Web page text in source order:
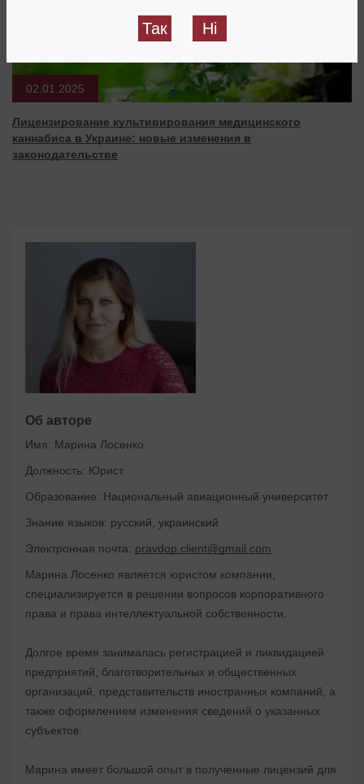
02.01.2025
Лицензирование культивирования медицинского
каннабиса в Украине: новые изменения в
законодательстве
Об авторе
Имя: Марина Лосенко
Должность: Юрист
Образование: Национальный авиационный университет
Знание языков: русский, украинский
Электронная почта: pravdop.client@gmail.com
Марина Лосенко является юристом компании,
специализируется в решении вопросов корпоративного
права и права интеллектуальной собственности.
Долгое время занималась регистрацией и ликвидацией
предприятий, благотворительных и общественных
организаций, представительств иностранных компаний, а
также оформлением изменения сведений о указанных
субъектов.
Марина имеет большой опыт в полученные лицензий для
Так Ні